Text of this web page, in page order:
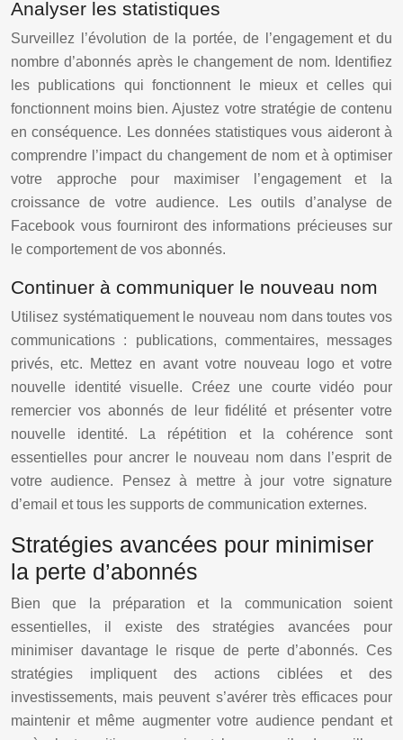
Analyser les statistiques
Surveillez l’évolution de la portée, de l’engagement et du
nombre d’abonnés après le changement de nom. Identifiez
les publications qui fonctionnent le mieux et celles qui
fonctionnent moins bien. Ajustez votre stratégie de contenu
en conséquence. Les données statistiques vous aideront à
comprendre l’impact du changement de nom et à optimiser
votre approche pour maximiser l’engagement et la
croissance de votre audience. Les outils d’analyse de
Facebook vous fourniront des informations précieuses sur
le comportement de vos abonnés.
Continuer à communiquer le nouveau nom
Utilisez systématiquement le nouveau nom dans toutes vos
communications : publications, commentaires, messages
privés, etc. Mettez en avant votre nouveau logo et votre
nouvelle identité visuelle. Créez une courte vidéo pour
remercier vos abonnés de leur fidélité et présenter votre
nouvelle identité. La répétition et la cohérence sont
essentielles pour ancrer le nouveau nom dans l’esprit de
votre audience. Pensez à mettre à jour votre signature
d’email et tous les supports de communication externes.
Stratégies avancées pour minimiser
la perte d’abonnés
Bien que la préparation et la communication soient
essentielles, il existe des stratégies avancées pour
minimiser davantage le risque de perte d’abonnés. Ces
stratégies impliquent des actions ciblées et des
investissements, mais peuvent s’avérer très efficaces pour
maintenir et même augmenter votre audience pendant et